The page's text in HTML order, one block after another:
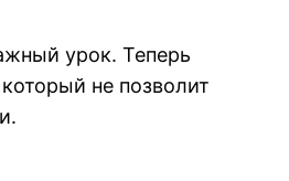
урок. Теперь
не позволит